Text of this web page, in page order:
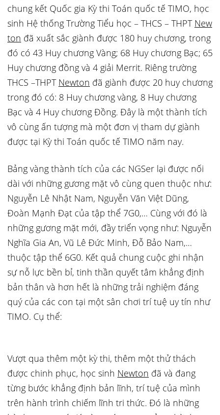
chung kết Quốc gia Kỳ thi Toán quốc tế TIMO, học
sinh Hệ thống Trường Tiểu học – THCS – THPT New
ton đã xuất sắc giành được 180 huy chương, trong
đó có 43 Huy chương Vàng; 68 Huy chương Bạc; 65
Huy chương đồng và 4 giải Merrit. Riêng trường
THCS –THPT Newton đã giành được 20 huy chương
trong đó có: 8 Huy chương vàng, 8 Huy chương
Bạc và 4 Huy chương Đồng. Đây là một thành tích
vô cùng ấn tượng mà một đơn vị tham dự giành
được tại Kỳ thi Toán quốc tế TIMO năm nay.
Bảng vàng thành tích của các NGSer lại được nối
dài với những gương mặt vô cùng quen thuộc như:
Nguyễn Lê Nhật Nam, Nguyễn Văn Việt Dũng,
Đoàn Mạnh Đạt của tập thể 7G0,… Cùng với đó là
những gương mặt mới, đầy triển vọng như: Nguyễn
Nghĩa Gia An, Vũ Lê Đức Minh, Đỗ Bảo Nam,…
thuộc tập thể 6G0. Kết quả chung cuộc ghi nhận
sự nỗ lực bền bỉ, tinh thần quyết tâm khẳng định
bản thân và hơn hết là những trải nghiệm đáng
quý của các con tại một sân chơi trí tuệ uy tín như
TIMO. Cụ thể:
Vượt qua thêm một kỳ thi, thêm một thử thách
được chinh phục, học sinh Newton đã và đang
từng bước khẳng định bản lĩnh, trí tuệ của mình
trên hành trình chiếm lĩnh tri thức. Đó là những